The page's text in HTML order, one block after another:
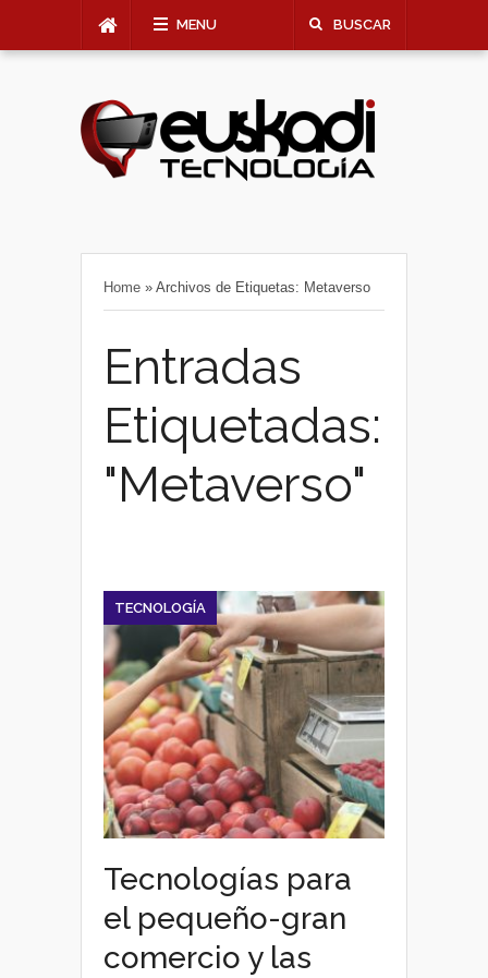
MENU BUSCAR
Home » Archivos de Etiquetas: Metaverso
Entradas
Etiquetadas:
"Metaverso"
TECNOLOGÍA
Tecnologías para
el pequeño-gran
comercio y las